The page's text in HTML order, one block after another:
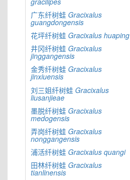
广东纤树蛙 Gracixalus
guangdongensis
花坪纤树蛙 Gracixalus huaping
井冈纤树蛙 Gracixalus
jinggangensis
金秀纤树蛙 Gracixalus
jinxiuensis
刘三姐纤树蛙 Gracixalus
liusanjieae
墨脱纤树蛙 Gracixalus
medogensis
弄岗纤树蛙 Gracixalus
nonggangensis
浦活纤树蛙 Gracixalus quangi
田林纤树蛙 Gracixalus
tianlinensis